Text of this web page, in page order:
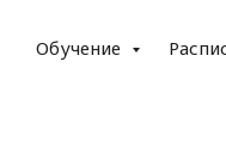
Обучение